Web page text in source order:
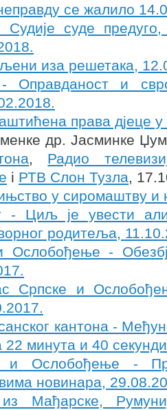
се жалило
суде
иза решетака,
Оправданост и
права дјеце
др. Јасминке
, Радио
i РТВ Слон Тузла,
у сиромаштву и
- Циљ је увести
родитеља,
Ослобођење -
Српске и
кантона -
22 минута и 40
и Ослобођење -
новинара,
Мађарске,